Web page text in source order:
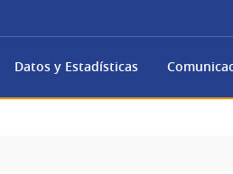
Datos y Estadísticas